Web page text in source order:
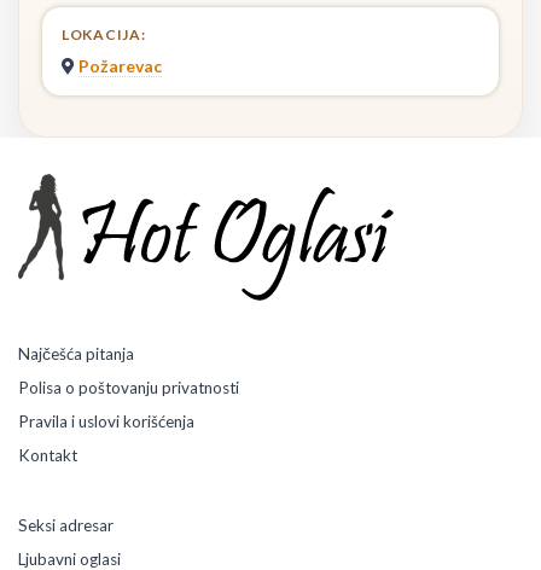
LOKACIJA:
Požarevac
Najčešća pitanja
Polisa o poštovanju privatnosti
Pravila i uslovi korišćenja
Kontakt
Seksi adresar
Ljubavni oglasi